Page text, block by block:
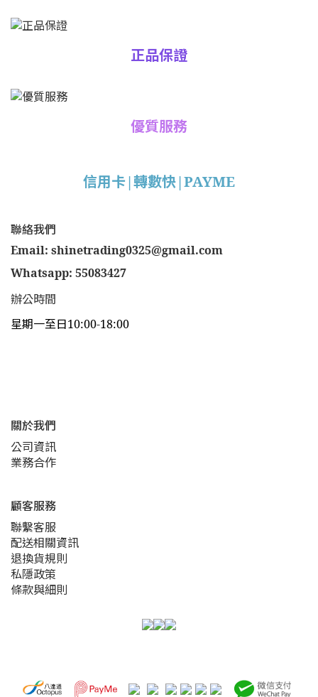
正品保證
優質服務
信用卡|轉數快|PAYME
聯絡我們
Email: shinetrading0325@gmail.com
Whatsapp: 55083427
辦公時間
星期一至日10:00-18:00
關於我們
公司資訊
業務合作
顧客服務
聯繫客服
配送相關資訊
退換貨規則
私隱政策
條款與細則